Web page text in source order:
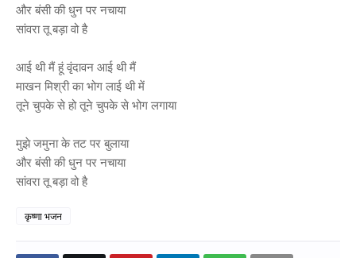
और बंसी की धुन पर नचाया
सांवरा तू बड़ा वो है
आई थी मैं हूं वृंदावन आई थी मैं
माखन मिश्री का भोग लाई थी में
तूने चुपके से हो तूने चुपके से भोग लगाया
मुझे जमुना के तट पर बुलाया
और बंसी की धुन पर नचाया
सांवरा तू बड़ा वो है
कृष्णा भजन